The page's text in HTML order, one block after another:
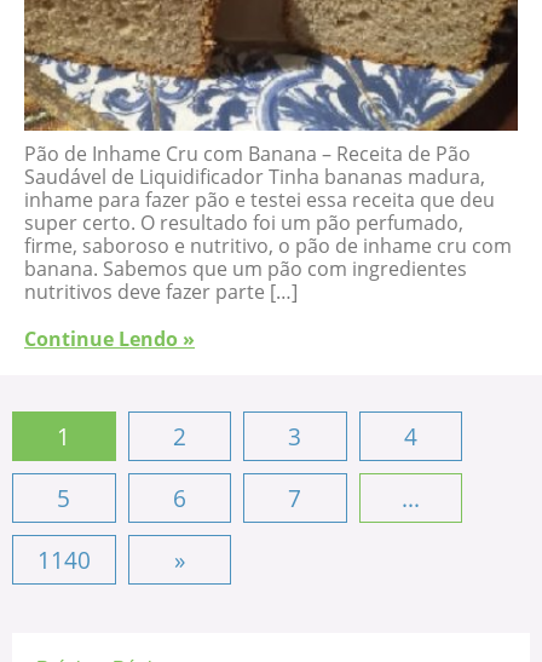
Pão de Inhame Cru com Banana – Receita de Pão
Saudável de Liquidificador Tinha bananas madura,
inhame para fazer pão e testei essa receita que deu
super certo. O resultado foi um pão perfumado,
firme, saboroso e nutritivo, o pão de inhame cru com
banana. Sabemos que um pão com ingredientes
nutritivos deve fazer parte […]
Continue Lendo »
1 2 3
4
5
6 7
...
1140
»